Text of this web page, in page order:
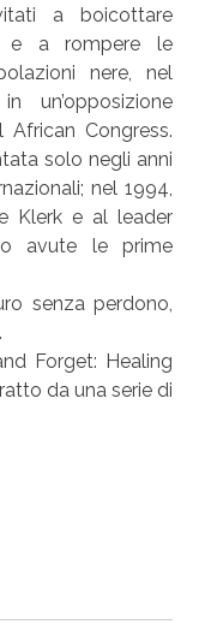
a boicottare
e a rompere le
nere, nel
un’opposizione
African Congress.
solo negli anni
nel 1994,
Klerk e al leader
avute le prime
senza perdono,
Forget: Healing
da una serie di